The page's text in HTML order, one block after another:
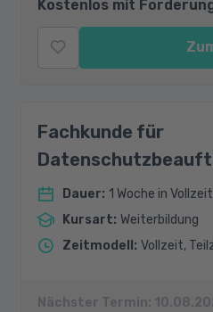
Kostenlos mit
Fachkunde für
Dauer: 1 Woche in Vollzeit
Kursart: Weiterbildung
Zeitmodell : Vollzeit,
Nächster Termin: